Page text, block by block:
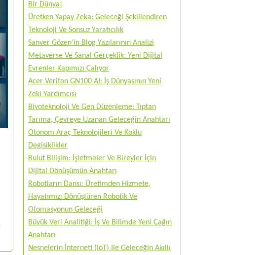
Bir Dünya!
Üretken Yapay Zeka: Geleceği Şekillendiren
Teknoloji Ve Sonsuz Yaratıcılık
Sanver Gözen’in Blog Yazılarının Analizi
Metaverse Ve Sanal Gerçeklik: Yeni Dijital
Evrenler Kapımızı Çalıyor
Acer Veriton GN100 AI: İş Dünyasının Yeni
Zeki Yardımcısı
Biyoteknoloji Ve Gen Düzenleme: Tıptan
Tarıma, Çevreye Uzanan Geleceğin Anahtarı
Otonom Araç Teknolojileri Ve Koklu
Degisiklikler
Bulut Bilişim: İşletmeler Ve Bireyler İçin
Dijital Dönüşümün Anahtarı
Robotların Dansı: Üretimden Hizmete,
Hayatımızı Dönüştüren Robotik Ve
Otomasyonun Geleceği
Büyük Veri Analitiği: İş Ve Bilimde Yeni Çağın
Anahtarı
Nesnelerin İnterneti (IoT) Ile Geleceğin Akıllı